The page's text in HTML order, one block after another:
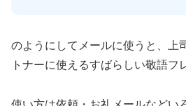
のようにしてメールに使うと、上
トナーに使えるすばらしい敬語フ